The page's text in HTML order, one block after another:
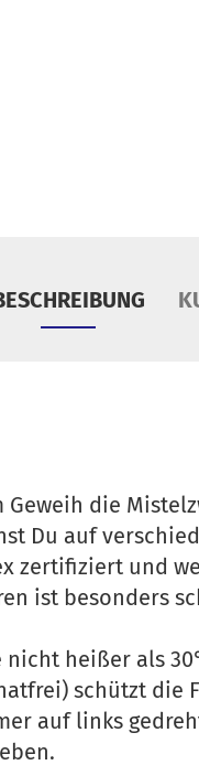
die
Du auf
zertifiziert und
ist besonders
heißer als
schützt die
auf links